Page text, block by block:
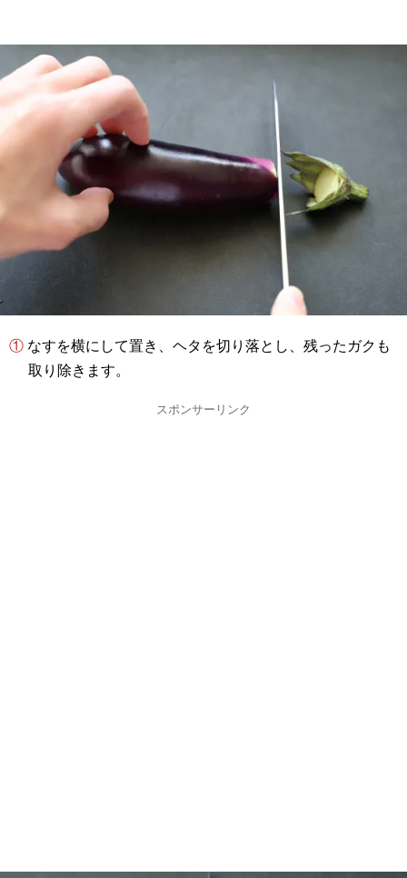
① なすを横にして置き、ヘタを切り落とし、残ったガクも
取り除きます。
スポンサーリンク